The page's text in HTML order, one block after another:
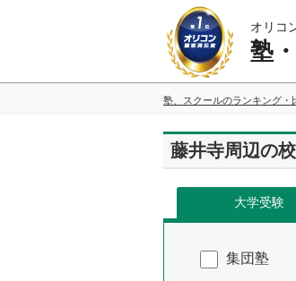
オリコ
塾
塾、スクールのランキング・
藤井寺周辺の
大学受験
集団塾